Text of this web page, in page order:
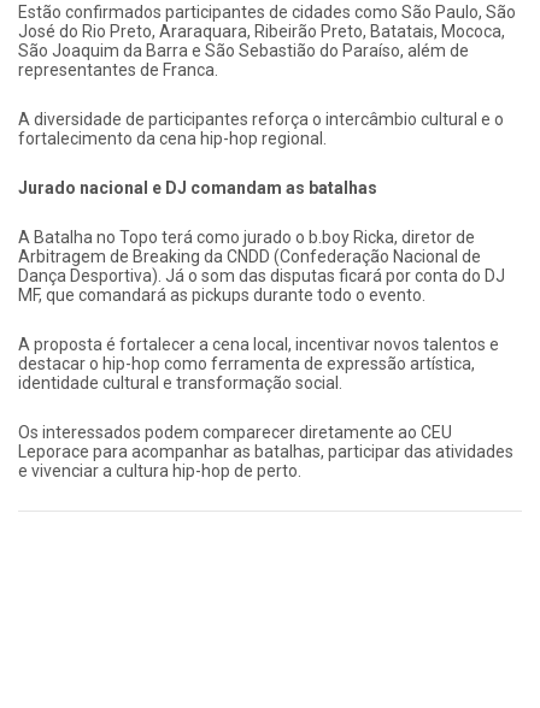
Estão confirmados participantes de cidades como São Paulo, São
José do Rio Preto, Araraquara, Ribeirão Preto, Batatais, Mococa,
São Joaquim da Barra e São Sebastião do Paraíso, além de
representantes de Franca.
A diversidade de participantes reforça o intercâmbio cultural e o
fortalecimento da cena hip-hop regional.
Jurado nacional e DJ comandam as batalhas
A Batalha no Topo terá como jurado o b.boy Ricka, diretor de
Arbitragem de Breaking da CNDD (Confederação Nacional de
Dança Desportiva). Já o som das disputas ficará por conta do DJ
MF, que comandará as pickups durante todo o evento.
A proposta é fortalecer a cena local, incentivar novos talentos e
destacar o hip-hop como ferramenta de expressão artística,
identidade cultural e transformação social.
Os interessados podem comparecer diretamente ao CEU
Leporace para acompanhar as batalhas, participar das atividades
e vivenciar a cultura hip-hop de perto.